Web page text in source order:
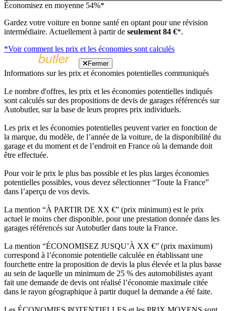
Économisez en moyenne 54%*
Gardez votre voiture en bonne santé en optant pour une révision
intermédiaire. Actuellement à partir de seulement 84 €*.
*Voir comment les prix et les économies sont calculés
Fermer
Informations sur les prix et économies potentielles communiqués
Le nombre d'offres, les prix et les économies potentielles indiqués
sont calculés sur des propositions de devis de garages référencés sur
Autobutler, sur la base de leurs propres prix individuels.
Les prix et les économies potentielles peuvent varier en fonction de
la marque, du modèle, de l’année de la voiture, de la disponibilité du
garage et du moment et de l’endroit en France où la demande doit
être effectuée.
Pour voir le prix le plus bas possible et les plus larges économies
potentielles possibles, vous devez sélectionner “Toute la France”
dans l’aperçu de vos devis.
La mention “À PARTIR DE XX €” (prix minimum) est le prix
actuel le moins cher disponible, pour une prestation donnée dans les
garages référencés sur Autobutler dans toute la France.
La mention “ÉCONOMISEZ JUSQU’À XX €” (prix maximum)
correspond à l’économie potentielle calculée en établissant une
fourchette entre la proposition de devis la plus élevée et la plus basse
au sein de laquelle un minimum de 25 % des automobilistes ayant
fait une demande de devis ont réalisé l’économie maximale citée
dans le rayon géographique à partir duquel la demande a été faite.